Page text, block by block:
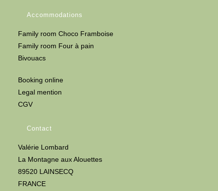
Accommodations
Family room Choco Framboise
Family room Four à pain
Bivouacs
Booking online
Legal mention
CGV
Contact
Valérie Lombard
La Montagne aux Alouettes
89520 LAINSECQ
FRANCE